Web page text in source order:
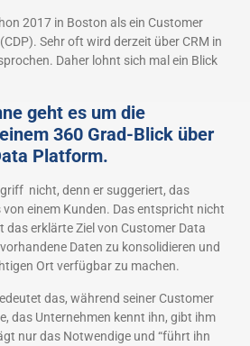
2017 in Boston als ein Customer
Sehr oft wird derzeit über CRM in
Daher lohnt sich mal ein Blick
geht es um die
360 Grad-Blick über
Platform.
nicht, denn er suggeriert, das
einem Kunden. Das entspricht nicht
das erklärte Ziel von Customer Data
Daten zu konsolidieren und
Ort verfügbar zu machen.
das, während seiner Customer
das Unternehmen kennt ihn, gibt ihm
nur das Notwendige und “führt ihn